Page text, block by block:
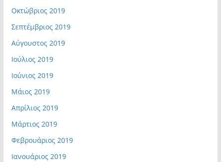
Οκτώβριος 2019
Σεπτέμβριος 2019
Αύγουστος 2019
Ιούλιος 2019
Ιούνιος 2019
Μάιος 2019
Απρίλιος 2019
Μάρτιος 2019
Φεβρουάριος 2019
Ιανουάριος 2019